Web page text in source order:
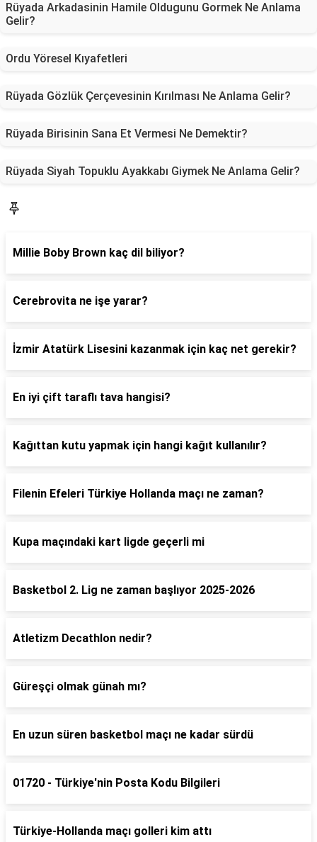
Rüyada Arkadasinin Hamile Oldugunu Gormek Ne Anlama
Gelir?
Ordu Yöresel Kıyafetleri
Rüyada Gözlük Çerçevesinin Kırılması Ne Anlama Gelir?
Rüyada Birisinin Sana Et Vermesi Ne Demektir?
Rüyada Siyah Topuklu Ayakkabı Giymek Ne Anlama Gelir?
Millie Boby Brown kaç dil biliyor?
Cerebrovita ne işe yarar?
İzmir Atatürk Lisesini kazanmak için kaç net gerekir?
En iyi çift taraflı tava hangisi?
Kağıttan kutu yapmak için hangi kağıt kullanılır?
Filenin Efeleri Türkiye Hollanda maçı ne zaman?
Kupa maçındaki kart ligde geçerli mi
Basketbol 2. Lig ne zaman başlıyor 2025-2026
Atletizm Decathlon nedir?
Güreşçi olmak günah mı?
En uzun süren basketbol maçı ne kadar sürdü
01720 - Türkiye'nin Posta Kodu Bilgileri
Türkiye-Hollanda maçı golleri kim attı